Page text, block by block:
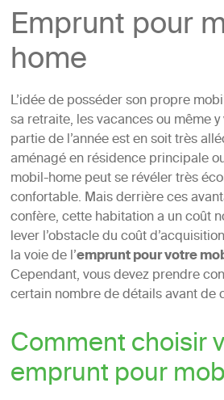
Emprunt pour
home
L’idée de posséder son propre
sa retraite, les vacances ou même
partie de l’année est en soit très
aménagé en résidence principale
mobil-home peut se révéler très
confortable. Mais derrière ces
confère, cette habitation a un coût
lever l’obstacle du coût
la voie de l’emprunt pour votre
Cependant, vous devez prendre
certain nombre de détails avant de
Comment choisir
emprunt pour